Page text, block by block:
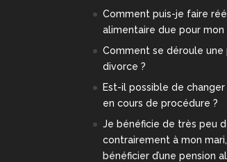
Comment puis-je faire
alimentaire due pour mon
Comment se déroule une
divorce ?
Est-il possible de
en cours de procédure ?
Je bénéficie de très peu
contrairement à mon
bénéficier d’une pension